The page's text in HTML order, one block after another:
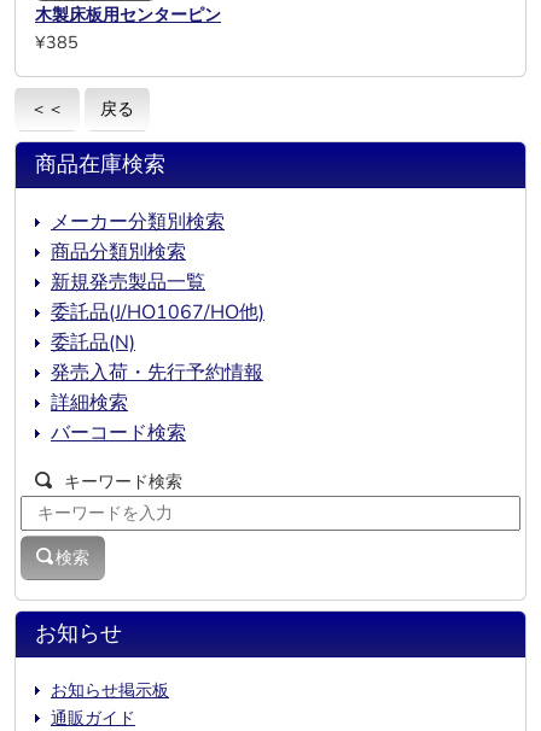
木製床板用センターピン
¥385
＜＜ 戻る
お知らせ
お知らせ掲示板
通販ガイド
商品在庫検索
メーカー分類別検索
商品分類別検索
新規発売製品一覧
委託品(J/HO1067/HO他)
委託品(N)
発売入荷・先行予約情報
詳細検索
バーコード検索
キーワード検索
検索